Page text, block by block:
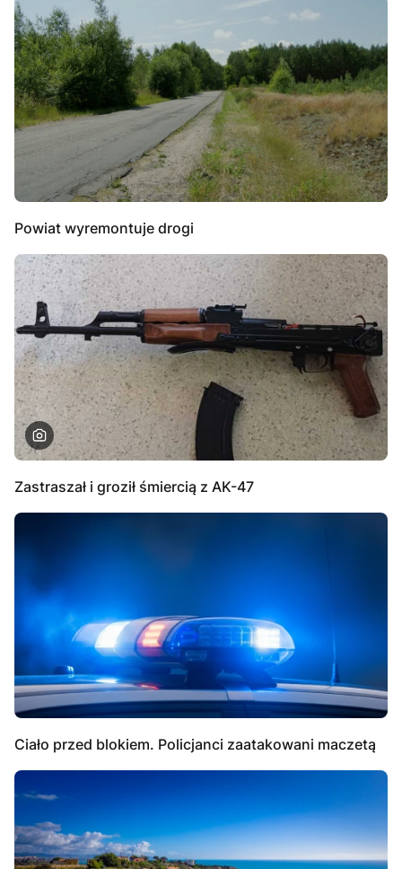
Powiat wyremontuje drogi
Zastraszał i groził śmiercią z AK-47
Ciało przed blokiem. Policjanci zaatakowani maczetą